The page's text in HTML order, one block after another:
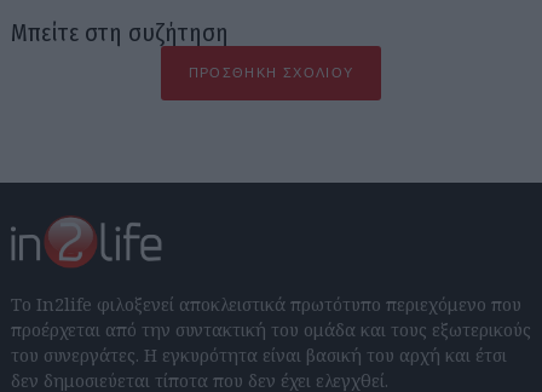
Μπείτε στη συζήτηση
ΠΡΟΣΘΉΚΗ ΣΧΟΛΊΟΥ
Το In2life φιλοξενεί αποκλειστικά πρωτότυπο περιεχόμενο που
προέρχεται από την συντακτική του ομάδα και τους εξωτερικούς
του συνεργάτες. Η εγκυρότητα είναι βασική του αρχή και έτσι
δεν δημοσιεύεται τίποτα που δεν έχει ελεγχθεί.